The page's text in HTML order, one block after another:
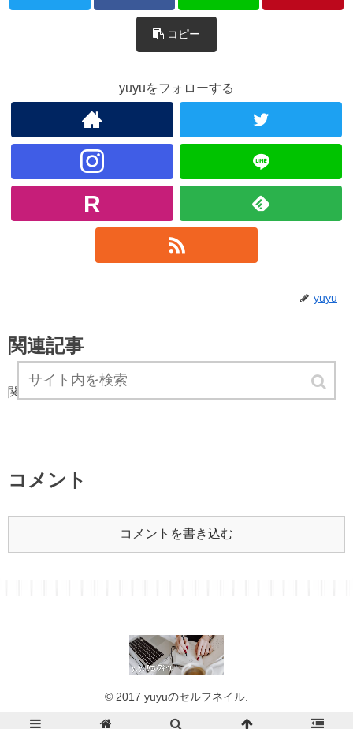
コピー
yuyuをフォローする
yuyu
関連記事
関連記事は見つかりませんでした。
コメント
コメントを書き込む
© 2017 yuyuのセルフネイル.